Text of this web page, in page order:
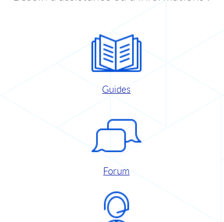
Guides
Forum